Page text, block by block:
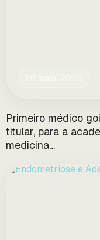
Primeiro médico
titular, para a
medicina…